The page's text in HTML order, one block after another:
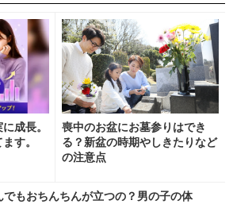
成長。
す。
喪中のお盆にお墓参りはでき
る？新盆の時期やしきたりなど
の注意点
でもおちんちんが立つの？男の子の体